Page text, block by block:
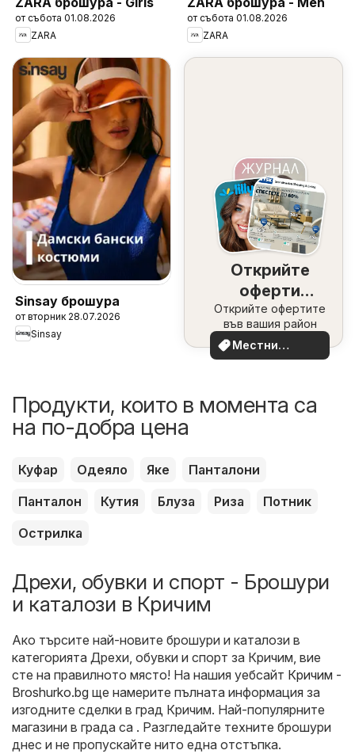
от събота 01.08.2026
ZARA
от събота 01.08.2026
ZARA
Sinsay брошура
от вторник 28.07.2026
Sinsay
Открийте
оферти
наблизо
Открийте офертите
във вашия район
Местни
оферти
Продукти, които в момента са
на по-добра цена
Куфар Одеяло Яке
Панталони
Панталон
Кутия Блуза Риза
Потник
Острилка
Дрехи, обувки и спорт - Брошури
и каталози в Кричим
Ако търсите най-новите брошури и каталози в
категорията Дрехи, обувки и спорт за Кричим, вие
сте на правилното място! На нашия уебсайт Кричим -
Broshurko.bg ще намерите пълната информация за
изгодните сделки в град Кричим. Най-популярните
магазини в града са . Разгледайте техните брошури
днес и не пропускайте нито една отстъпка.